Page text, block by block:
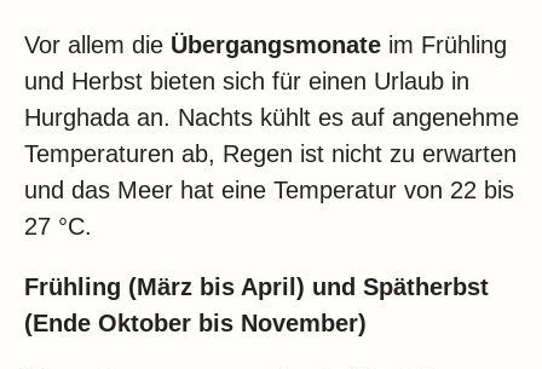
Vor allem die Übergangsmonate im Frühling
und Herbst bieten sich für einen Urlaub in
Hurghada an. Nachts kühlt es auf angenehme
Temperaturen ab, Regen ist nicht zu erwarten
und das Meer hat eine Temperatur von 22 bis
27 °C.
Frühling (März bis April) und Spätherbst
(Ende Oktober bis November)